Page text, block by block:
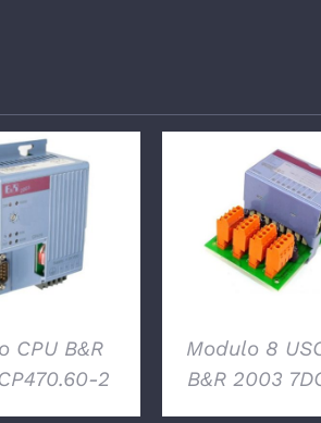
CPU B&R
2
DETTAGLI
Modulo 8
B&R 2003